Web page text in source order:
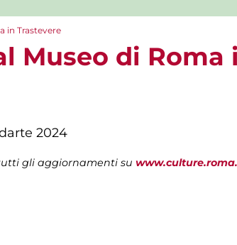
in Trastevere
Museo di Roma
2024
gli aggiornamenti su